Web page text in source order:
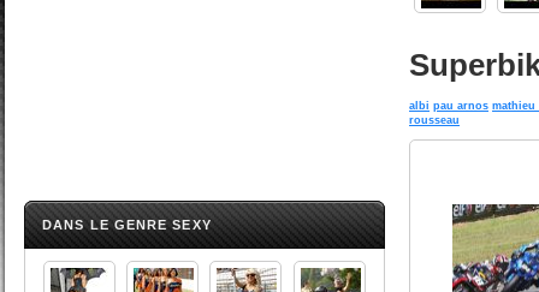
DANS LE GENRE SEXY
albi pau arnos mathieu
rousseau